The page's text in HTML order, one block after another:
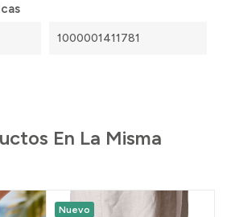
1000001411781
En La Misma
Nuevo